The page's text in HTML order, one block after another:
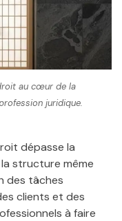
au cœur de la
juridique.
dépasse la
structure même
des tâches
clients et des
à faire